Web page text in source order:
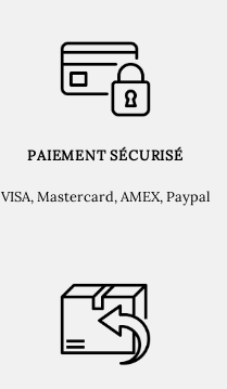
PAIEMENT SÉCURISÉ
VISA, Mastercard, AMEX, Paypal